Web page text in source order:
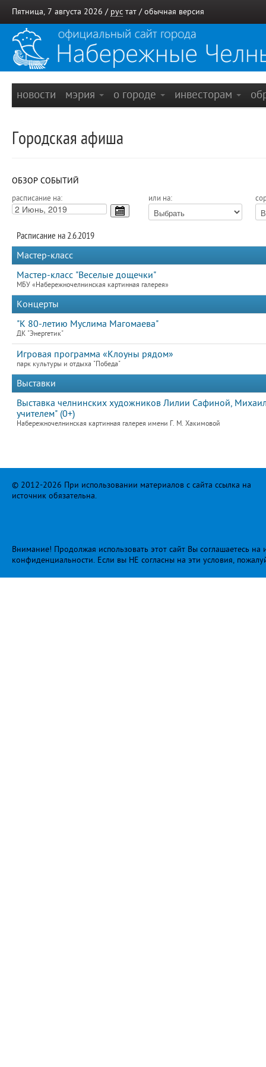
Пятница, 7 августа 2026 / рус тат / обычная версия
новости мэрия о городе инвесторам
Городская афиша
ОБЗОР СОБЫТИЙ
расписание на: или на:
Расписание на 2.6.2019
Мастер-класс
Мастер-класс "Веселые дощечки"
МБУ «Набережночелнинская картинная галерея»
Концерты
"К 80-летию Муслима Магомаева"
ДК "Энергетик"
Игровая программа «Клоуны рядом»
парк культуры и отдыха "Победа"
Выставки
Выставка челнинских художников Лилии Сафиной,
учителем" (0+)
Набережночелнинская картинная галерея имени Г. М. Хакимовой
© 2012-2026 При использовании материалов с сайта ссылка на
источник обязательна.
Внимание! Продолжая использовать этот сайт Вы соглашаетесь
конфиденциальности. Если вы НЕ согласны на эти условия,